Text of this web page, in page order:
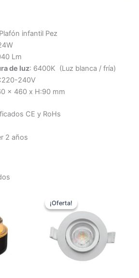
infantil Pez
Lm
de luz: 6400K (Luz blanca / fría)
240V
x 460 x H:90 mm
CE y RoHs
2 años
¡Oferta!
¡Oferta!